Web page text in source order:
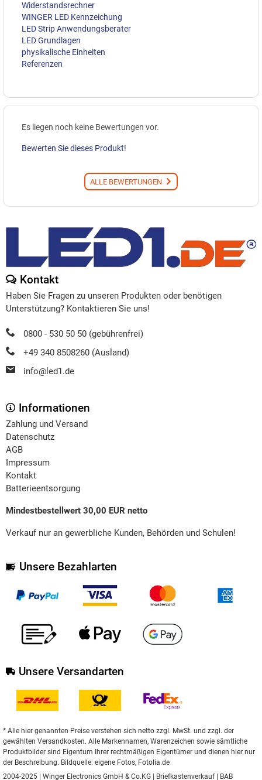
Widerstandsrechner
WINGER LED Kennzeichung
LED Strip Anwendungsberater
LED Grundlagen
physikalische Einheiten
Referenzen
Es liegen noch keine Bewertungen vor.
Bewerten Sie dieses Produkt!
ALLE BEWERTUNGEN
Kontakt
Haben Sie Fragen zu unseren Produkten oder benötigen
Unterstützung? Kontaktieren Sie uns!
0800 - 530 50 50 (gebührenfrei)
+49 340 8508260 (Ausland)
info@led1.de
Informationen
Zahlung und Versand
Datenschutz
AGB
Impressum
Kontakt
Batterieentsorgung
Mindestbestellwert 30,00 EUR netto
Verkauf nur an gewerbliche Kunden, Behörden und Schulen!
Unsere Bezahlarten
Unsere Versandarten
* Alle hier genannten Preise verstehen sich netto zzgl. MwSt. und zzgl. der
gewählten Versandkosten. Alle Markennamen, Warenzeichen sowie sämtliche
Produktbilder sind Eigentum Ihrer rechtmäßigen Eigentümer und dienen hier nur
der Beschreibung. Bildquelle: eigene Fotos, Fotolia.de
2004-2025 | Winger Electronics GmbH & Co.KG |
Briefkastenverkauf| BAB